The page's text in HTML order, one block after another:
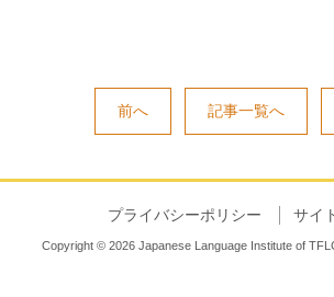
前へ 記事一覧へ
プライバシーポリシー サイ
Copyright © 2026 Japanese Language Institute of